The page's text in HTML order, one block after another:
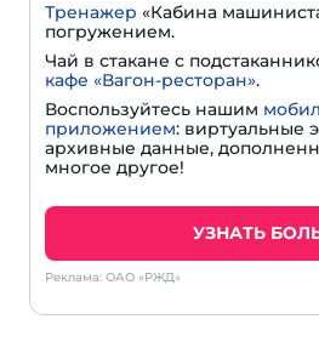
Тренажер «Кабина
погружением.
Чай в стакане с
кафе «Вагон-ресторан».
Воспользуйтесь нашим
приложением: виртуальные
архивные данные,
многое другое!
УЗНАТЬ
Реклама: ОАО «РЖД»